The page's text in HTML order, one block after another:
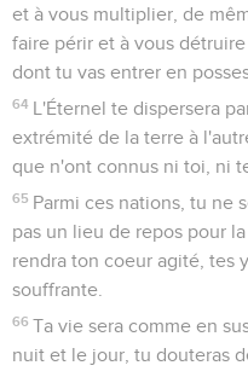
et à vous multiplier, de
faire périr et à vous
dont tu vas entrer en
64 L'Éternel te dispersera
extrémité de la terre à
que n'ont connus ni toi, ni
65 Parmi ces nations, tu ne
pas un lieu de repos pour
rendra ton coeur agité, tes
souffrante.
66 Ta vie sera comme en
nuit et le jour, tu douteras